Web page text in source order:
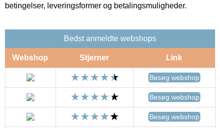
betingelser, leveringsformer og betalingsmuligheder.
Bedst anmeldte webshops
Webshop Stjerner Link
Besøg webshop
Besøg webshop
Besøg webshop